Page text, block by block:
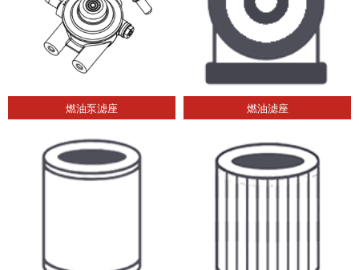
燃油泵滤座 燃油滤座